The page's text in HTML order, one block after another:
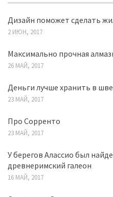
Дизайн поможет сделать
2 ИЮН, 2017
Максимально прочная
26 МАЙ, 2017
Деньги лучше хранить в
23 МАЙ, 2017
Про Сорренто
23 МАЙ, 2017
У берегов Алассио был
древнеримский галеон
16 МАЙ, 2017